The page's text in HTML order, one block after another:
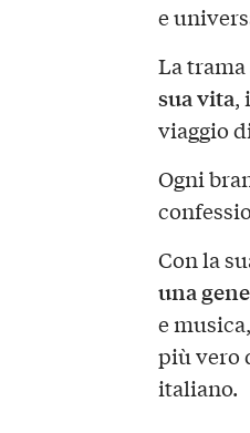
e
La
sua vita,
viaggio
Ogni
Con la
una
e
più vero
italiano.